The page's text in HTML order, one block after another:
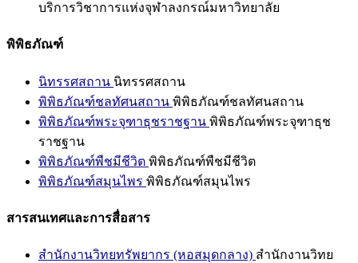
บริการวิชาการแห่งจุฬาลงกรณ์มหาวิทยาลัย
พิพิธภัณฑ์
นิทรรศสถาน นิทรรศสถาน
พิพิธภัณฑ์ชลทัศนสถาน พิพิธภัณฑ์ชลทัศนสถาน
พิพิธภัณฑ์พระจุฑาธุชราชฐาน พิพิธภัณฑ์พระจุฑาธุช
ราชฐาน
พิพิธภัณฑ์พืชมีชีวิต พิพิธภัณฑ์พืชมีชีวิต
พิพิธภัณฑ์สมุนไพร พิพิธภัณฑ์สมุนไพร
สารสนเทศและการสื่อสาร
สำนักงานวิทยทรัพยากร (หอสมุดกลาง) สำนักงานวิทย